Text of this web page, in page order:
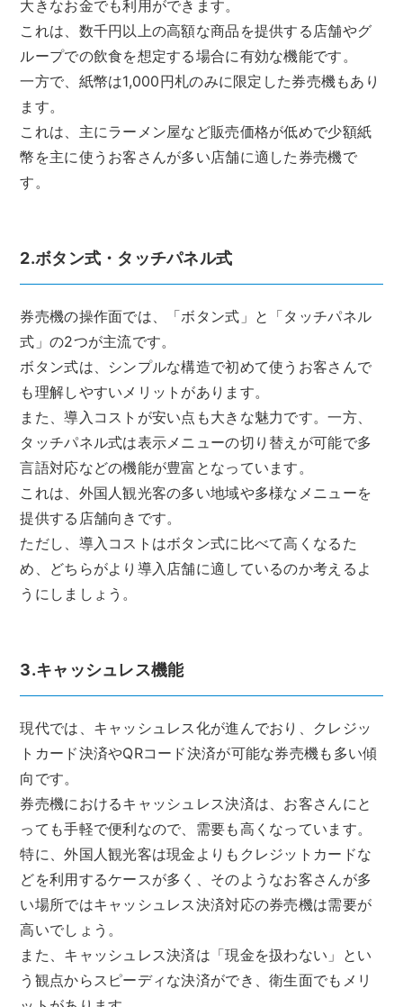
大きなお金でも利用ができます。
これは、数千円以上の高額な商品を提供する店舗やグ
ループでの飲食を想定する場合に有効な機能です。
一方で、紙幣は1,000円札のみに限定した券売機もあり
ます。
これは、主にラーメン屋など販売価格が低めで少額紙
幣を主に使うお客さんが多い店舗に適した券売機で
す。
2.ボタン式・タッチパネル式
券売機の操作面では、「ボタン式」と「タッチパネル
式」の2つが主流です。
ボタン式は、シンプルな構造で初めて使うお客さんで
も理解しやすいメリットがあります。
また、導入コストが安い点も大きな魅力です。一方、
タッチパネル式は表示メニューの切り替えが可能で多
言語対応などの機能が豊富となっています。
これは、外国人観光客の多い地域や多様なメニューを
提供する店舗向きです。
ただし、導入コストはボタン式に比べて高くなるた
め、どちらがより導入店舗に適しているのか考えるよ
うにしましょう。
3.キャッシュレス機能
現代では、キャッシュレス化が進んでおり、クレジッ
トカード決済やQRコード決済が可能な券売機も多い傾
向です。
券売機におけるキャッシュレス決済は、お客さんにと
っても手軽で便利なので、需要も高くなっています。
特に、外国人観光客は現金よりもクレジットカードな
どを利用するケースが多く、そのようなお客さんが多
い場所ではキャッシュレス決済対応の券売機は需要が
高いでしょう。
また、キャッシュレス決済は「現金を扱わない」とい
う観点からスピーディな決済ができ、衛生面でもメリ